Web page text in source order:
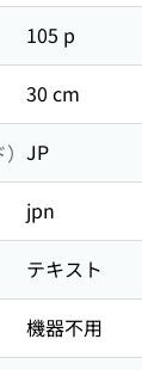
105 p
30 cm
JP
jpn
テキスト
機器不用